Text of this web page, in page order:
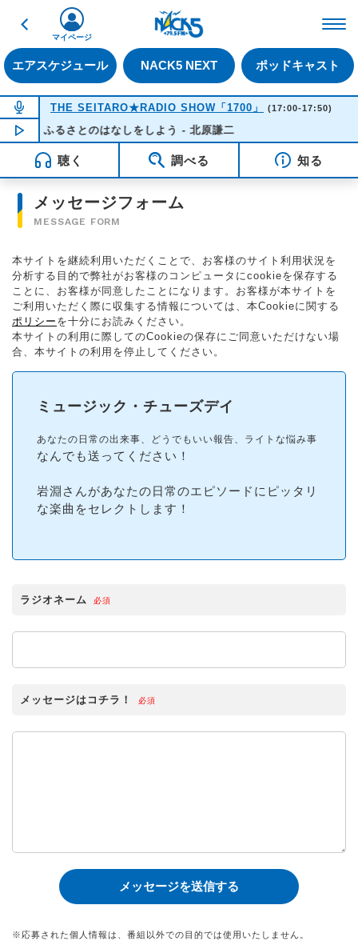
戻る
エアスケジュール NACK5 NEXT ポッドキャスト
マイページ
NOW ON AIR
THE SEITARO★RADIO SHOW「1700」 (17:00-17:50)
NOW PLAYING 17:19
ふるさとのはなしをしよう - 北原謙二
聴く 調べる 知る
メッセージフォーム
MESSAGE FORM
本サイトを継続利用いただくことで、お客様のサイト利用状況を
分析する目的で弊社がお客様のコンピュータにcookieを保存する
ことに、お客様が同意したことになります。お客様が本サイトを
ご利用いただく際に収集する情報については、本Cookieに関する
ポリシー を十分にお読みください。
本サイトの利用に際してのCookieの保存にご同意いただけない場
合、本サイトの利用を停止してください。
ミュージック・チューズデイ
あなたの日常の出来事、どうでもいい報告、ライトな悩み事
なんでも送ってください！
岩淵さんがあなたの日常のエピソードにピッタリ
な楽曲をセレクトします！
ラジオネーム 必須
メッセージはコチラ！ 必須
※応募された個人情報は、番組以外での目的では使用いたしません。